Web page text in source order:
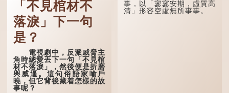
遇到一位呂姓道士，兩人暢
談甚歡。
言談間，盧姓書生感慨
自己雖貴為讀書人，但一直
未能考取功名，仍然貧困，
感到十分落泊。於是，道士
拿出一個青瓷枕頭，讓...
「不見棺材不
落淚」下一句
是？
電視劇中，反派威脅主
角時總愛丟下一句「不見棺
材不落淚」，然後便是折磨
與威逼。這句俗語家喻戶
曉，但它背後藏着怎樣的故
事呢？
事，以「寥寥安期，虛質高
清」形容空虛無所事事。